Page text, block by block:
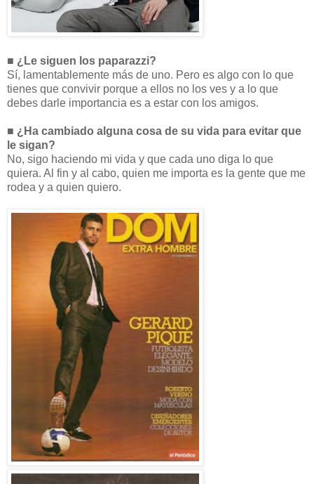
■ ¿Le siguen los paparazzi?
Sí, lamentablemente más de uno. Pero es algo con lo que
tienes que convivir porque a ellos no los ves y a lo que
debes darle importancia es a estar con los amigos.
■ ¿Ha cambiado alguna cosa de su vida para evitar que
le sigan?
No, sigo haciendo mi vida y que cada uno diga lo que
quiera. Al fin y al cabo, quien me importa es la gente que me
rodea y a quien quiero.